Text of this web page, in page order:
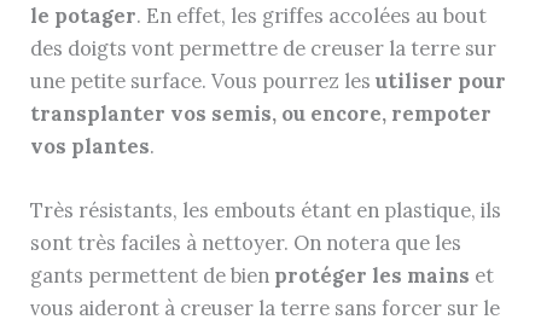
le potager. En effet, les griffes accolées au bout
des doigts vont permettre de creuser la terre sur
une petite surface. Vous pourrez lesutiliser pour
transplanter vos semis, ou encore, rempoter
vos plantes.
Très résistants, les embouts étant en plastique, ils
sont très faciles à nettoyer. On notera que les
gants permettent de bien protéger les mains et
vous aideront à creuser la terre sans forcer sur le